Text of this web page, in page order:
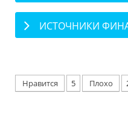
ИСТОЧНИКИ
Нравится 5 Плохо